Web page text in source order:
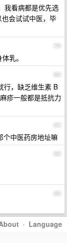
我看病都是优先选
会试试中医，毕
79
乳。
80
行，缺乏维生素 B
疹一般都是抵抗力
81
个中医药房地址嘛
82
83
· Language